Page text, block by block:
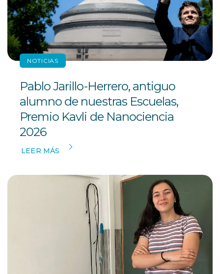
NOTICIAS
Pablo Jarillo-Herrero, antiguo
alumno de nuestras Escuelas,
Premio Kavli de Nanociencia
2026
LEER MÁS